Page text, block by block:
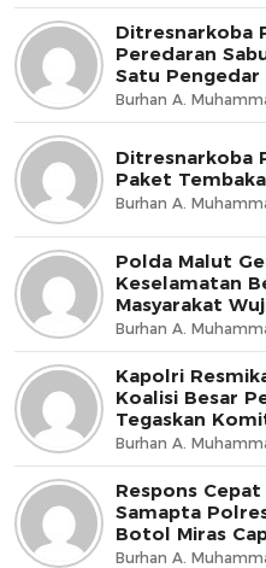
Ditresnarkoba
Peredaran
Satu Pengedar
Burhan A.
Ditresnarkoba
Paket
Burhan A.
Polda Malut
Keselamatan
Masyarakat
Jalan
Burhan A.
Kapolri
Koalisi Besar
Tegaskan
dan Jaga Iklim
Burhan A.
Respons
Samapta
Botol Miras
Burhan A.